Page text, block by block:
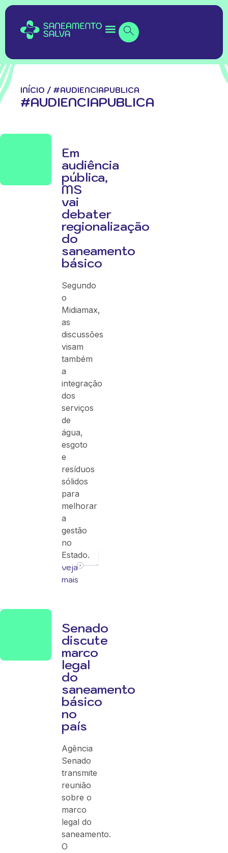
INÍCIO / #AUDIENCIAPUBLICA
#AUDIENCIAPUBLICA
Em
audiência
pública,
MS
vai
debater
regionalização
do
saneamento
básico
Segundo
o
Midiamax,
as
discussões
visam
também
a
integração
dos
serviços
de
água,
esgoto
e
resíduos
sólidos
para
melhorar
a
gestão
no
Estado.
veja
mais
Senado
discute
marco
legal
do
saneamento
básico
no
país
Agência
Senado
transmite
reunião
sobre o
marco
legal do
saneamento.
O